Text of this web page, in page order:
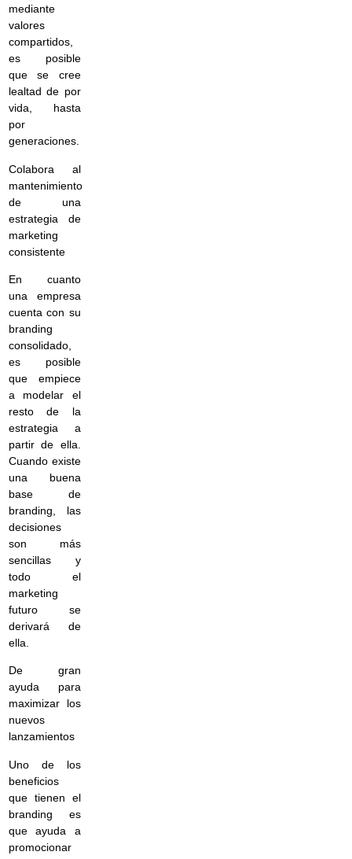
mediante
valores
compartidos,
es posible
que se cree
lealtad de por
vida, hasta
por
generaciones.
Colabora al
mantenimiento
de una
estrategia de
marketing
consistente
En cuanto
una empresa
cuenta con su
branding
consolidado,
es posible
que empiece
a modelar el
resto de la
estrategia a
partir de ella.
Cuando existe
una buena
base de
branding, las
decisiones
son más
sencillas y
todo el
marketing
futuro se
derivará de
ella.
De gran
ayuda para
maximizar los
nuevos
lanzamientos
Uno de los
beneficios
que tienen el
branding es
que ayuda a
promocionar